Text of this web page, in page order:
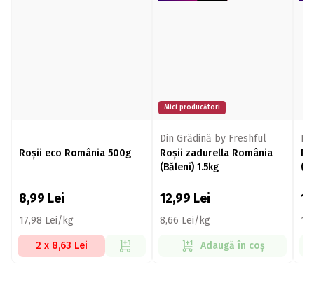
Roșii eco România 500g
8,99 Lei
17,98 Lei/kg
2 x 8,63 Lei
Mici producători
Din Grădină by Freshful
Roșii zadurella România
(Băleni) 1.5kg
12,99 Lei
8,66 Lei/kg
Adaugă în coș